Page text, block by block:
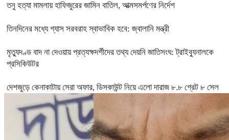
তনু হত্যা মামলায় হাফিজুরের জামিন বাতিল, আত্মসমর্পণের নির্দেশ
তিনদিনের মধ্যে গ্যাস সরবরাহ স্বাভাবিক হবে: জ্বালানি মন্ত্রী
মৃত্যুদণ্ড বাদ না দেওয়ায় প্রত্যক্ষদর্শীদের তথ্য দেয়নি জাতিসংঘ: ট্রাইব্যুনালকে
প্রসিকিউটর
দেশজুড়ে কেনাকাটায় সেরা অফার, ডিসকাউন্ট নিয়ে এলো দারাজ ৮.৮ গ্রেট ৮ সেল